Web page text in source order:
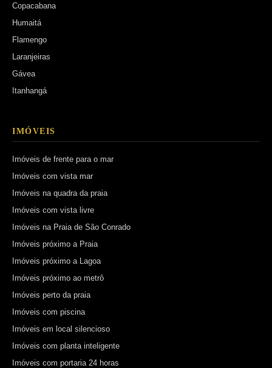
Copacabana
Humaitá
Flamengo
Laranjeiras
Gávea
Itanhangá
IMÓVEIS
Imóveis de frente para o mar
Imóveis com vista mar
Imóveis na quadra da praia
Imóveis com vista livre
Imóveis na Praia de São Conrado
Imóveis próximo a Praia
Imóveis próximo a Lagoa
Imóveis próximo ao metrô
Imóveis perto da praia
Imóveis com piscina
Imóveis em local silencioso
Imóveis com planta inteligente
Imóveis com portaria 24 horas